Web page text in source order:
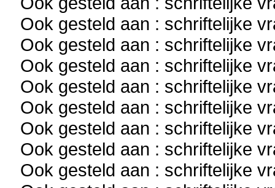
Ook gesteld aan : schriftelijke
Ook gesteld aan : schriftelijke
Ook gesteld aan : schriftelijke
Ook gesteld aan : schriftelijke
Ook gesteld aan : schriftelijke
Ook gesteld aan : schriftelijke
Ook gesteld aan : schriftelijke
Ook gesteld aan : schriftelijke